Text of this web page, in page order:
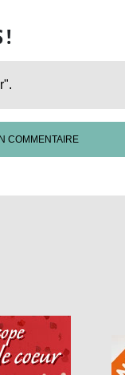
!
COMMENTAIRE